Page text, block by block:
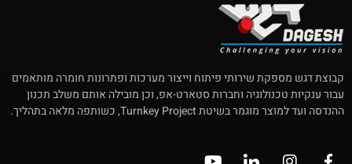
קבוצת דגש מספקת שירותי פיתוח וייצור מערכות ופתרונות חומרה מותאמים
עבור ענקיות טכנולוגיה וחברות סטארט-אפ, וכן מובילה אותם משלב תכנון
ההנדסה ועד למוצר מוגמר בשיטת Turnkey Project, כשותפה מלאה בתהליך.